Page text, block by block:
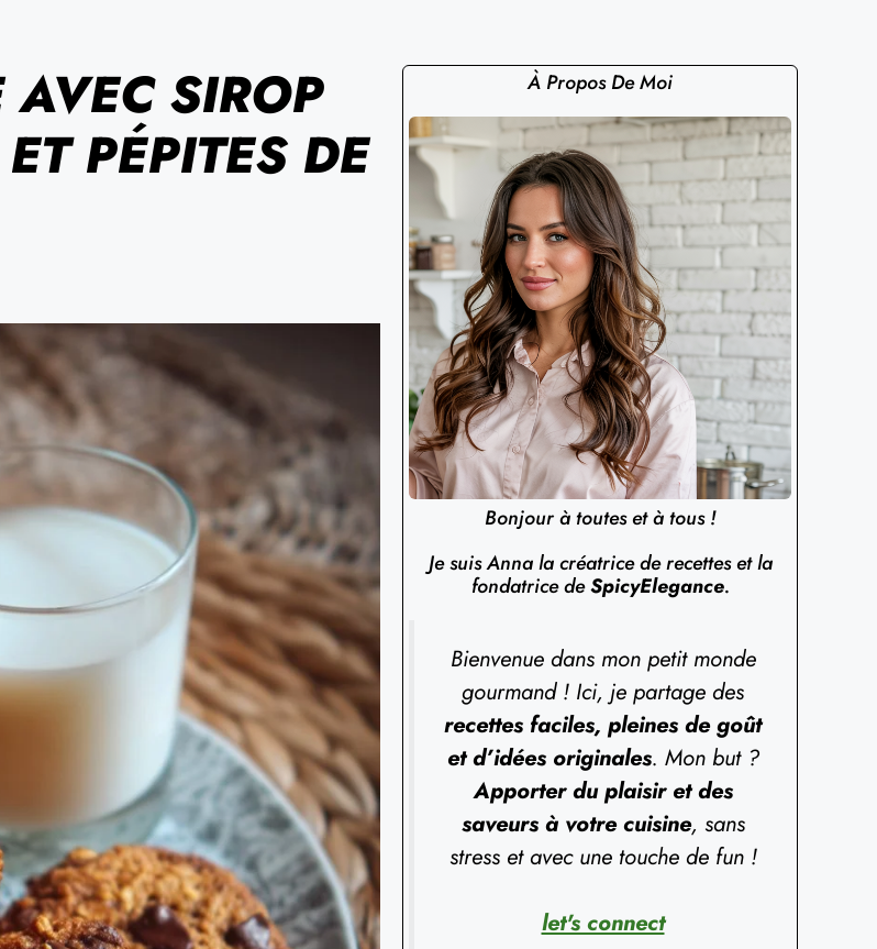
AVEC SIROP
PÉPITES DE
À Propos De Moi
Bonjour à toutes et à tous !
Je suis Anna la créatrice de recettes et la
fondatrice deSpicyElegance.
Bienvenue dans mon petit monde
gourmand ! Ici, je partage des
recettes faciles, pleines de goût
et d’idées originales. Mon but ?
Apporter du plaisir et des
saveurs à votre cuisine, sans
stress et avec une touche de fun !
let's connect